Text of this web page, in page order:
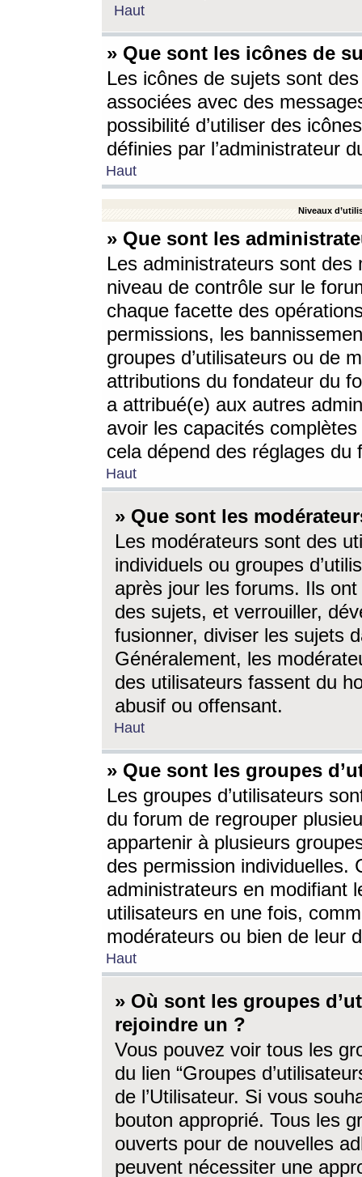
Haut
» Que sont les icônes de
Les icônes de sujets sont
associées avec des
possibilité d’utiliser des
définies par l’administrateur
Haut
Niveaux
» Que sont les
Les administrateurs sont
niveau de contrôle sur le
chaque facette des
permissions, les
groupes d’utilisateurs ou de
attributions du fondateur du
a attribué(e) aux autres
avoir les capacités
cela dépend des réglages du
Haut
» Que sont les
Les modérateurs sont des
individuels ou groupes
après jour les forums. Ils ont
des sujets, et verrouiller,
fusionner, diviser les sujets
Généralement, les
des utilisateurs fassent du
abusif ou offensant.
Haut
» Que sont les groupes
Les groupes d’utilisateurs
du forum de regrouper
appartenir à plusieurs
des permission individuelles.
administrateurs en modifiant
utilisateurs en une fois,
modérateurs ou bien de leur
Haut
» Où sont les groupes
rejoindre un ?
Vous pouvez voir tous les
du lien “Groupes
de l’Utilisateur. Si vous
bouton approprié. Tous les
ouverts pour de nouvelles
peuvent nécessiter une